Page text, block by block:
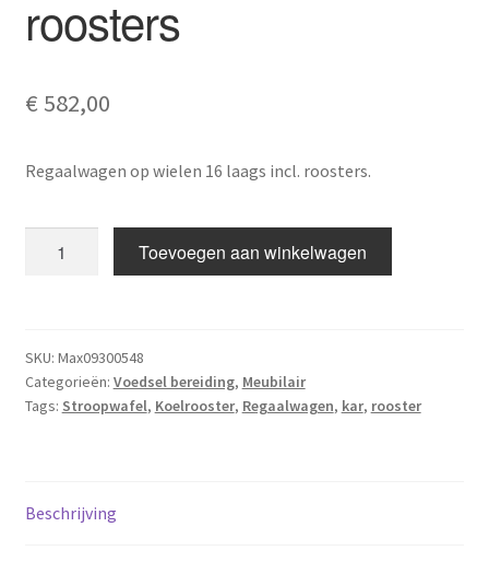
roosters
€ 582,00
Regaalwagen op wielen 16 laags incl. roosters.
Toevoegen aan winkelwagen
SKU: Max09300548
Categorieën: Voedsel bereiding, Meubilair
Tags: Stroopwafel, Koelrooster, Regaalwagen, kar, rooster
Beschrijving